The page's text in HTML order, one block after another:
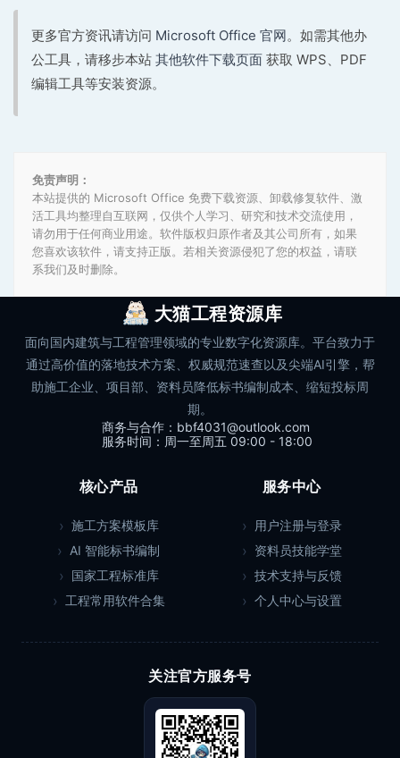
更多官方资讯请访问 Microsoft Office 官网。如需其他办
公工具，请移步本站 其他软件下载页面 获取 WPS、PDF
编辑工具等安装资源。
免责声明：
本站提供的 Microsoft Office 免费下载资源、卸载修复软件、激
活工具均整理自互联网，仅供个人学习、研究和技术交流使用，
请勿用于任何商业用途。软件版权归原作者及其公司所有，如果
您喜欢该软件，请支持正版。若相关资源侵犯了您的权益，请联
系我们及时删除。
大猫工程资源库
面向国内建筑与工程管理领域的专业数字化资源库。平台致力于
通过高价值的落地技术方案、权威规范速查以及尖端AI引擎，帮
助施工企业、项目部、资料员降低标书编制成本、缩短投标周
期。
商务与合作：bbf4031@outlook.com
服务时间：周一至周五 09:00 - 18:00
核心产品
施工方案模板库
AI 智能标书编制
国家工程标准库
工程常用软件合集
服务中心
用户注册与登录
资料员技能学堂
技术支持与反馈
个人中心与设置
关注官方服务号